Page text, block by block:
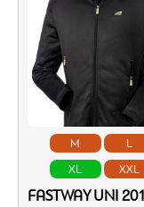
M L
XL XXL
FASTWAY UNI 201